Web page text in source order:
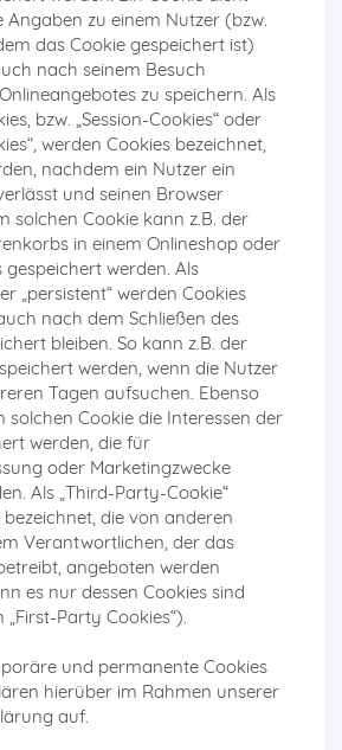
Angaben zu einem Nutzer (bzw.
das Cookie gespeichert ist)
nach seinem Besuch
zu speichern. Als
bzw. „Session-Cookies“ oder
werden Cookies bezeichnet,
nachdem ein Nutzer ein
und seinen Browser
solchen Cookie kann z.B. der
in einem Onlineshop oder
werden. Als
„persistent“ werden Cookies
nach dem Schließen des
bleiben. So kann z.B. der
werden, wenn die Nutzer
Tagen aufsuchen. Ebenso
solchen Cookie die Interessen der
werden, die für
oder Marketingzwecke
Als „Third-Party-Cookie“
die von anderen
Verantwortlichen, der das
angeboten werden
es nur dessen Cookies sind
Party Cookies“).
und permanente Cookies
hierüber im Rahmen unserer
auf.